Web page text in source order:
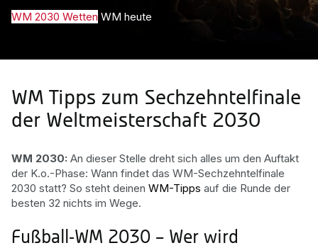
WM 2030 Wetten WM heute
WM Tipps zum Sechzehntelfinale
der Weltmeisterschaft 2030
WM 2030: An dieser Stelle dreht sich alles um den Auftakt
der K.o.-Phase: Wann findet das WM-Sechzehntelfinale
2030 statt? So steht deinen WM-Tipps auf die Runde der
besten 32 nichts im Wege.
Fußball-WM 2030 – Wer wird